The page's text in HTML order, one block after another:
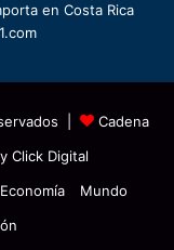
en Costa Rica
|
Cadena
Click Digital
Economía
Mundo